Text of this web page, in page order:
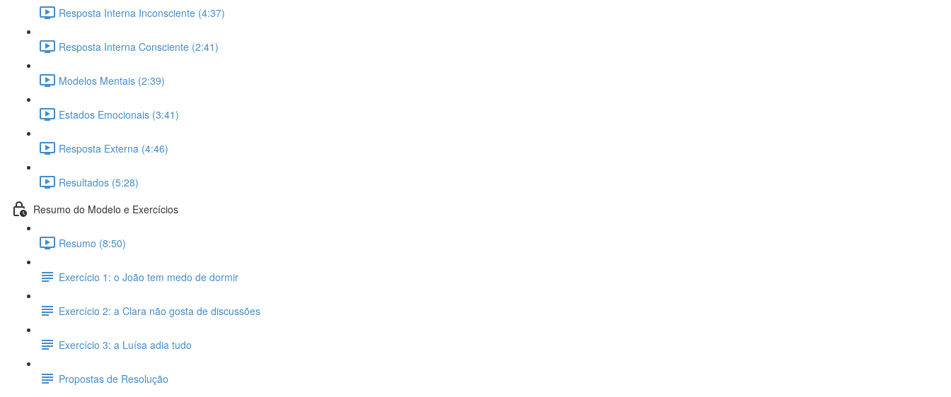
Resposta Interna Inconsciente (4:37)
Resposta Interna Consciente (2:41)
Modelos Mentais (2:39)
Estados Emocionais (3:41)
Resposta Externa (4:46)
Resultados (5:28)
Resumo do Modelo e Exercícios
Resumo (8:50)
Exercício 1: o João tem medo de dormir
Exercício 2: a Clara não gosta de discussões
Exercício 3: a Luísa adia tudo
Propostas de Resolução